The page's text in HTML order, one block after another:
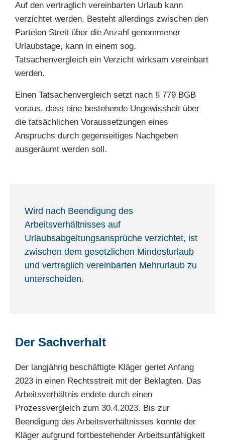
Auf den vertraglich vereinbarten Urlaub kann
verzichtet werden. Besteht allerdings zwischen den
Parteien Streit über die Anzahl genommener
Urlaubstage, kann in einem sog.
Tatsachenvergleich ein Verzicht wirksam vereinbart
werden.
Einen Tatsachenvergleich setzt nach § 779 BGB
voraus, dass eine bestehende Ungewissheit über
die tatsächlichen Voraussetzungen eines
Anspruchs durch gegenseitiges Nachgeben
ausgeräumt werden soll.
Wird nach Beendigung des
Arbeitsverhältnisses auf
Urlaubsabgeltungsansprüche verzichtet, ist
zwischen dem gesetzlichen Mindesturlaub
und vertraglich vereinbarten Mehrurlaub zu
unterscheiden.
Der Sachverhalt
Der langjährig beschäftigte Kläger geriet Anfang
2023 in einen Rechtsstreit mit der Beklagten. Das
Arbeitsverhältnis endete durch einen
Prozessvergleich zum 30.4.2023. Bis zur
Beendigung des Arbeitsverhältnisses konnte der
Kläger aufgrund fortbestehender Arbeitsunfähigkeit